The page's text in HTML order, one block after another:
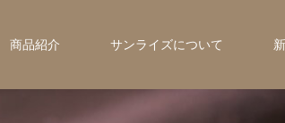
商品紹介 サンライズについて